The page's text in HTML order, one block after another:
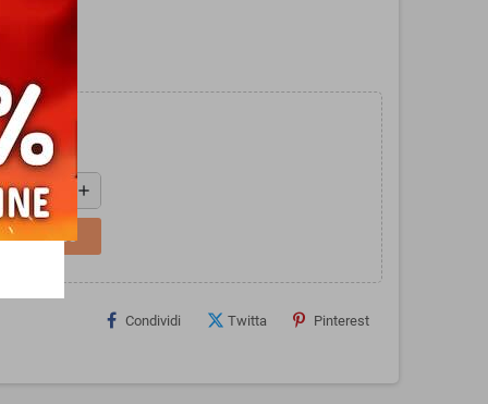
8+
add
Condividi Twitta Pinterest